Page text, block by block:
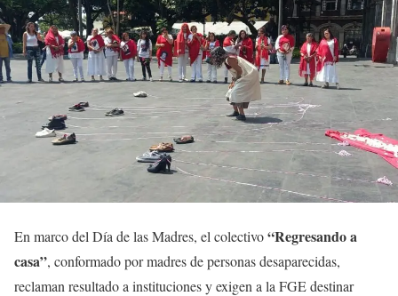
En marco del Día de las Madres, el colectivo“Regresando a
casa”, conformado por madres de personas desaparecidas,
reclaman resultado a instituciones y exigen a la FGE destinar